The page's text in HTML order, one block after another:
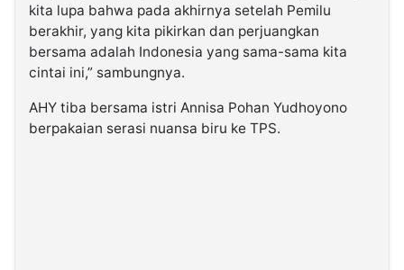
kita lupa bahwa pada akhirnya setelah Pemilu
berakhir, yang kita pikirkan dan perjuangkan
bersama adalah Indonesia yang sama-sama kita
cintai ini,” sambungnya.
AHY tiba bersama istri Annisa Pohan Yudhoyono
berpakaian serasi nuansa biru ke TPS.